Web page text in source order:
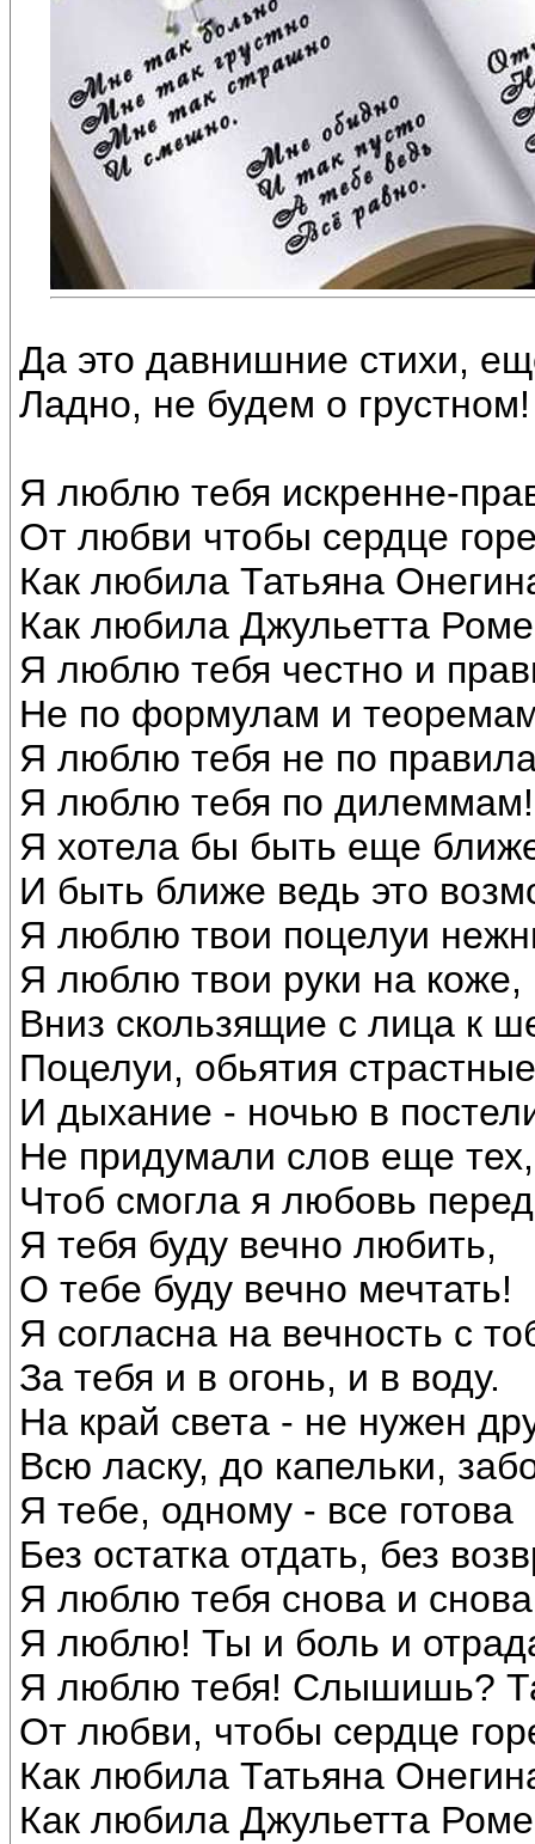
Да это давнишние стихи,
Ладно, не будем о
Я люблю тебя искренне-
От любви чтобы сердце
Как любила Татьяна
Как любила Джульетта
Я люблю тебя честно и
Не по формулам и
Я люблю тебя не по
Я люблю тебя по дилеммам!
Я хотела бы быть еще
И быть ближе ведь это
Я люблю твои поцелуи
Я люблю твои руки на коже,
Вниз скользящие с лица к
Поцелуи, обьятия страстные
И дыхание - ночью в
Не придумали слов еще тех,
Чтоб смогла я любовь
Я тебя буду вечно любить,
О тебе буду вечно мечтать!
Я согласна на вечность с
За тебя и в огонь, и в воду.
На край света - не нужен
Всю ласку, до капельки,
Я тебе, одному - все готова
Без остатка отдать, без
Я люблю тебя снова и
Я люблю! Ты и боль и
Я люблю тебя! Слышишь?
От любви, чтобы сердце
Как любила Татьяна
Как любила Джульетта